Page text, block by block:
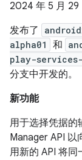
2024 年 5 月 29
发布了
alpha01
和
play-
分支中开发的。
新功能
用于选择凭据的
Manager API
用新的 API 将同